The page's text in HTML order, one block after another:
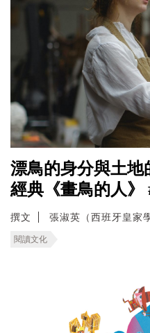
漂鳥的身分與土地
經典《畫鳥的人》
撰文 張淑英（西班牙皇家
閱讀文化